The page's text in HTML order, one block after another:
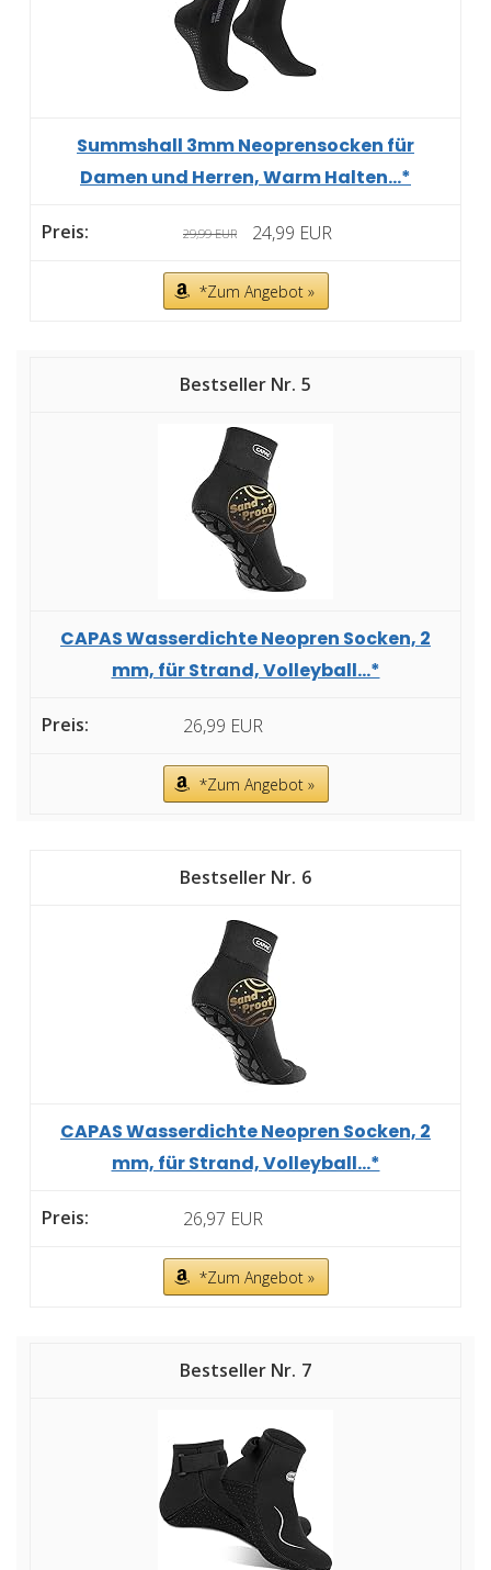
Summshall 3mm Neoprensocken für
Damen und Herren, Warm Halten...*
29,99 EUR 24,99 EUR
*Zum Angebot »
5
CAPAS Wasserdichte Neopren Socken, 2
mm, für Strand, Volleyball...*
26,99 EUR
*Zum Angebot »
6
CAPAS Wasserdichte Neopren Socken, 2
mm, für Strand, Volleyball...*
26,97 EUR
*Zum Angebot »
7